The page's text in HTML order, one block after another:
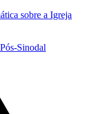
sobre a Igreja
Sinodal